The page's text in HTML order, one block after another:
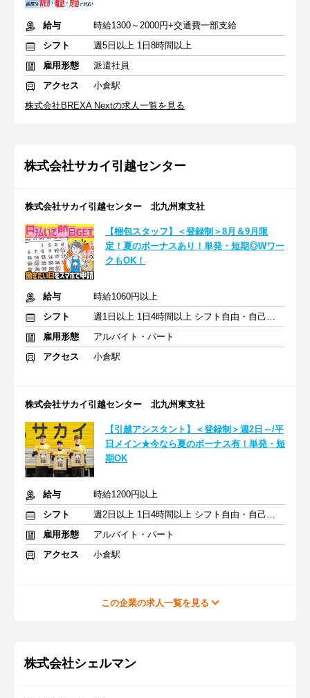
給与
時給1300～2000円+交通費一部支給
シフト
週5日以上 1日8時間以上
雇用形態
派遣社員
アクセス
小倉駅
株式会社BREXA Nextの求人一覧を見る
株式会社サカイ引越センター
株式会社サカイ引越センター 北九州東支社
【梱包スタッフ】＜登録制＞8月＆9月限
定！夏のボーナスあり！単発・短期◎Wワー
クもOK！
給与
時給1060円以上
シフト
週1日以上 1日4時間以上 シフト自由・自己申告
雇用形態
アルバイト・パート
アクセス
小倉駅
株式会社サカイ引越センター 北九州東支社
【引越アシスタント】＜登録制＞週2日～/平
日メイン★今なら夏のボーナス有！単発・短
期OK
給与
時給1200円以上
シフト
週2日以上 1日4時間以上 シフト自由・自己申告
雇用形態
アルバイト・パート
アクセス
小倉駅
この企業の求人一覧を見る
株式会社シェルマン